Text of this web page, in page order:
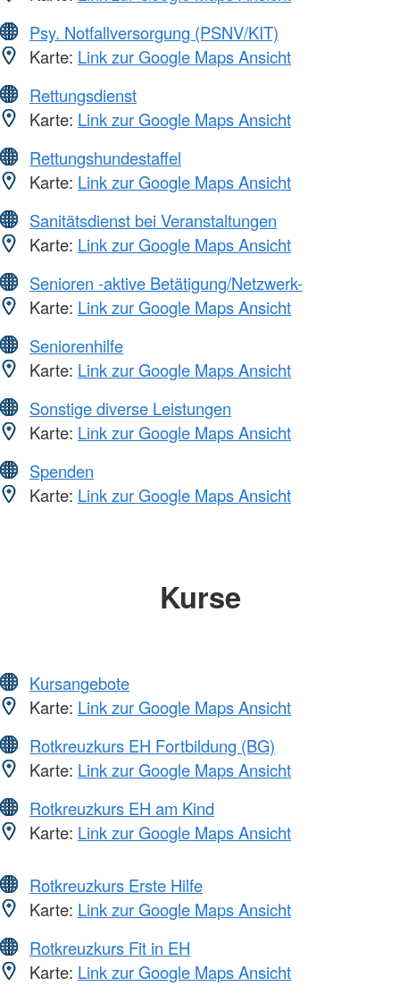
Psy. Notfallversorgung (PSNV/KIT)
Karte: Link zur Google Maps Ansicht
Rettungsdienst
Karte: Link zur Google Maps Ansicht
Rettungshundestaffel
Karte: Link zur Google Maps Ansicht
Sanitätsdienst bei Veranstaltungen
Karte: Link zur Google Maps Ansicht
Senioren -aktive Betätigung/Netzwerk-
Karte: Link zur Google Maps Ansicht
Seniorenhilfe
Karte: Link zur Google Maps Ansicht
Sonstige diverse Leistungen
Karte: Link zur Google Maps Ansicht
Spenden
Karte: Link zur Google Maps Ansicht
Kurse
Kursangebote
Karte: Link zur Google Maps Ansicht
Rotkreuzkurs EH Fortbildung (BG)
Karte: Link zur Google Maps Ansicht
Rotkreuzkurs EH am Kind
Karte: Link zur Google Maps Ansicht
Rotkreuzkurs Erste Hilfe
Karte: Link zur Google Maps Ansicht
Rotkreuzkurs Fit in EH
Karte: Link zur Google Maps Ansicht